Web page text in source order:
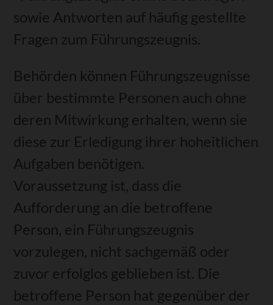
sowie Antworten auf häufig gestellte
Fragen zum Führungszeugnis.
Behörden können Führungszeugnisse
über bestimmte Personen auch ohne
deren Mitwirkung erhalten, wenn sie
diese zur Erledigung ihrer hoheitlichen
Aufgaben benötigen.
Voraussetzung ist, dass die
Aufforderung an die betroffene
Person, ein Führungszeugnis
vorzulegen, nicht sachgemäß oder
zuvor erfolglos geblieben ist. Die
betroffene Person hat gegenüber der